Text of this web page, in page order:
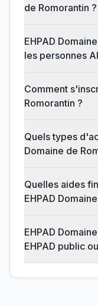
de Romorantin ?
EHPAD
les personnes
Comment
Romorantin ?
Quels types
Domaine de
Quelles aides
EHPAD
EHPAD
EHPAD public